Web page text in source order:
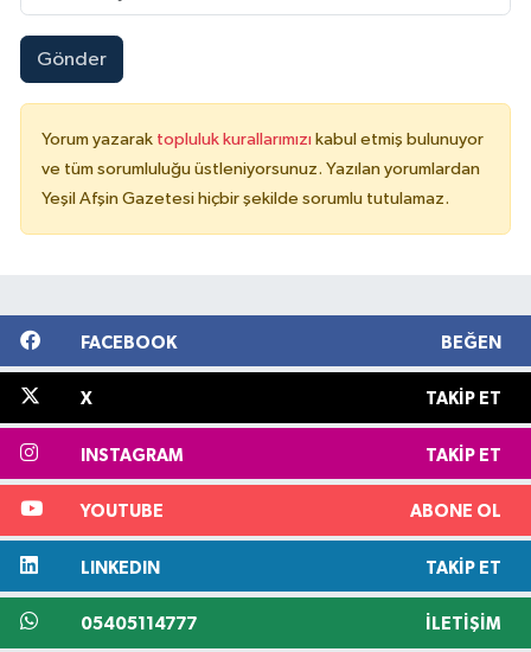
Gönder
Yorum yazarak topluluk kurallarımızı kabul etmiş bulunuyor
ve tüm sorumluluğu üstleniyorsunuz. Yazılan yorumlardan
Yeşil Afşin Gazetesi hiçbir şekilde sorumlu tutulamaz.
FACEBOOK BEĞEN
X TAKIP ET
INSTAGRAM TAKIP ET
YOUTUBE ABONE OL
LINKEDIN TAKIP ET
05405114777 İLETIŞIM